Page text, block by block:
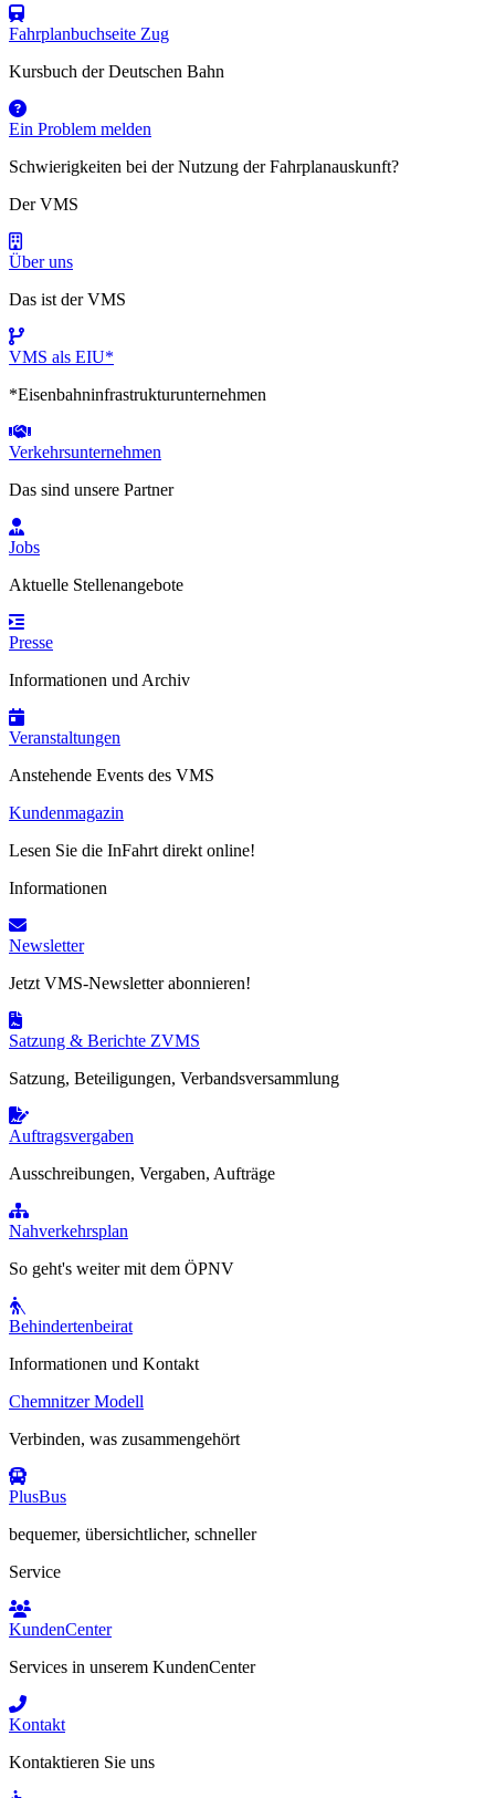
Fahrplanbuchseite Zug
Kursbuch der Deutschen Bahn
Ein Problem melden
Schwierigkeiten bei der Nutzung der Fahrplanauskunft?
Der VMS
Über uns
Das ist der VMS
VMS als EIU*
*Eisenbahninfrastrukturunternehmen
Verkehrsunternehmen
Das sind unsere Partner
Jobs
Aktuelle Stellenangebote
Presse
Informationen und Archiv
Veranstaltungen
Anstehende Events des VMS
Kundenmagazin
Lesen Sie die InFahrt direkt online!
Informationen
Newsletter
Jetzt VMS-Newsletter abonnieren!
Satzung & Berichte ZVMS
Satzung, Beteiligungen, Verbandsversammlung
Auftragsvergaben
Ausschreibungen, Vergaben, Aufträge
Nahverkehrsplan
So geht's weiter mit dem ÖPNV
Behindertenbeirat
Informationen und Kontakt
Chemnitzer Modell
Verbinden, was zusammengehört
PlusBus
bequemer, übersichtlicher, schneller
Service
KundenCenter
Services in unserem KundenCenter
Kontakt
Kontaktieren Sie uns